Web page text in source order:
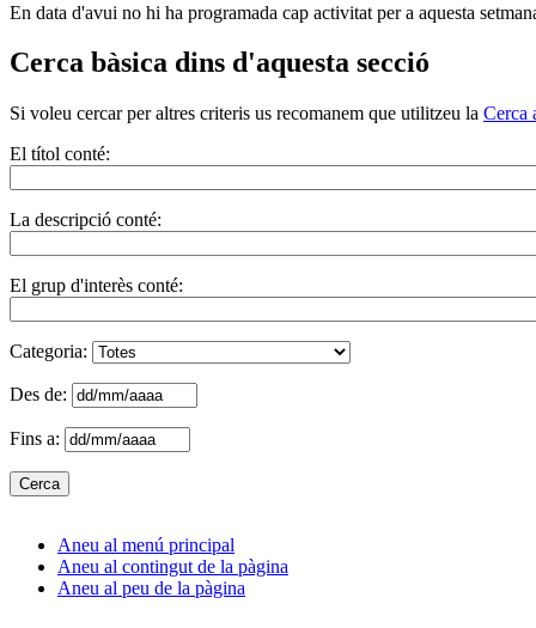
En data d'avui no hi ha programada cap activitat per a aquesta
Cerca bàsica dins d'aquesta secció
Si voleu cercar per altres criteris us recomanem que utilitzeu la Cerca
El títol conté:
La descripció conté:
El grup d'interès conté:
Categoria:
Des de:
Fins a:
Aneu al menú principal
Aneu al contingut de la pàgina
Aneu al peu de la pàgina